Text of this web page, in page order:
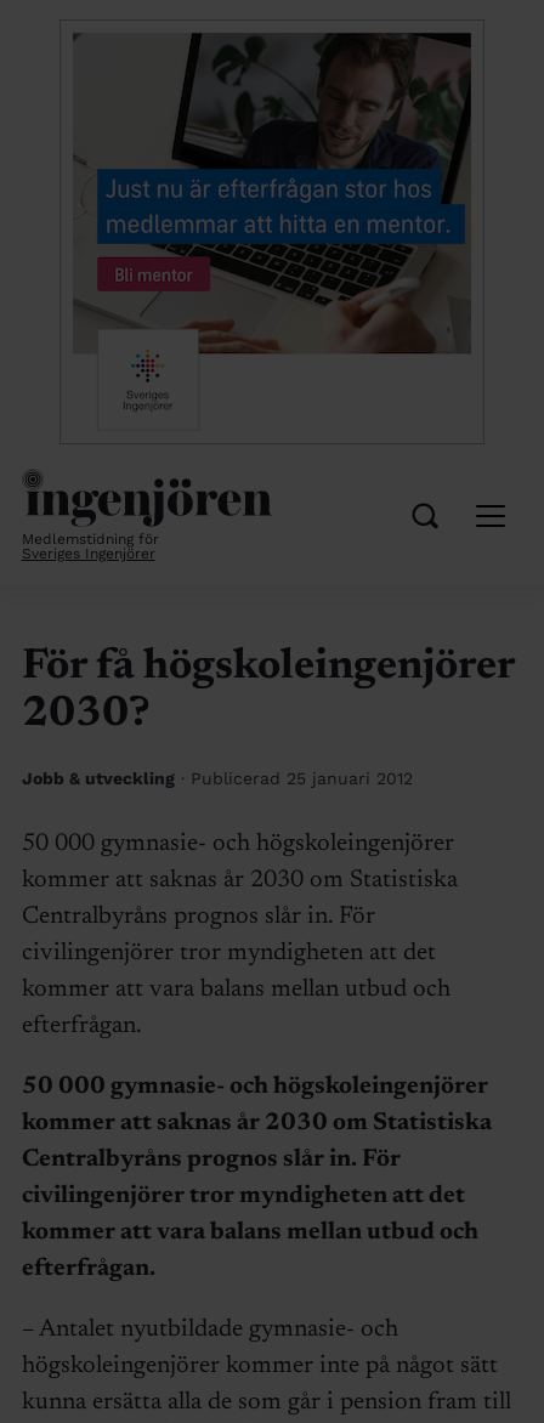
Medlemstidning för
Sveriges Ingenjörer
För få högskoleingenjörer
2030?
Jobb & utveckling · Publicerad 25 januari 2012
50 000 gymnasie- och högskoleingenjörer
kommer att saknas år 2030 om Statistiska
Centralbyråns prognos slår in. För
civilingenjörer tror myndigheten att det
kommer att vara balans mellan utbud och
efterfrågan.
50 000 gymnasie- och högskoleingenjörer
kommer att saknas år 2030 om Statistiska
Centralbyråns prognos slår in. För
civilingenjörer tror myndigheten att det
kommer att vara balans mellan utbud och
efterfrågan.
– Antalet nyutbildade gymnasie- och
högskoleingenjörer kommer inte på något sätt
kunna ersätta alla de som går i pension fram till